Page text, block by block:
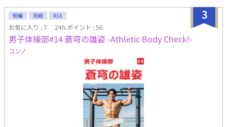
3
短編 完結 R18
お気に入り : 7 24h.ポイント : 56
男子体操部#14 蒼穹の雄姿 -Athletic Body Check!-
コンノ